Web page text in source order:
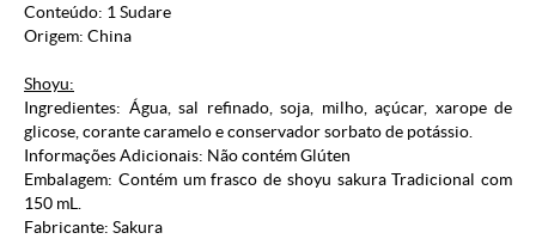
Conteúdo: 1 Sudare
Origem: China
Shoyu:
Ingredientes: Água, sal refinado, soja, milho, açúcar, xarope de
glicose, corante caramelo e conservador sorbato de potássio.
Informações Adicionais: Não contém Glúten
Embalagem: Contém um frasco de shoyu sakura Tradicional com
150 mL.
Fabricante: Sakura